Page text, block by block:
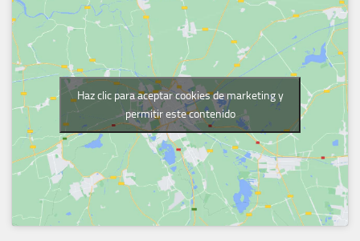
Haz clic para aceptar cookies de marketing y
permitir este contenido